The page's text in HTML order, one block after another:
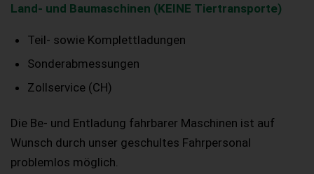
Land- und Baumaschinen (KEINE Tiertransporte)
Teil- sowie Komplettladungen
Sonderabmessungen
Zollservice (CH)
Die Be- und Entladung fahrbarer Maschinen ist auf
Wunsch durch unser geschultes Fahrpersonal
problemlos möglich.